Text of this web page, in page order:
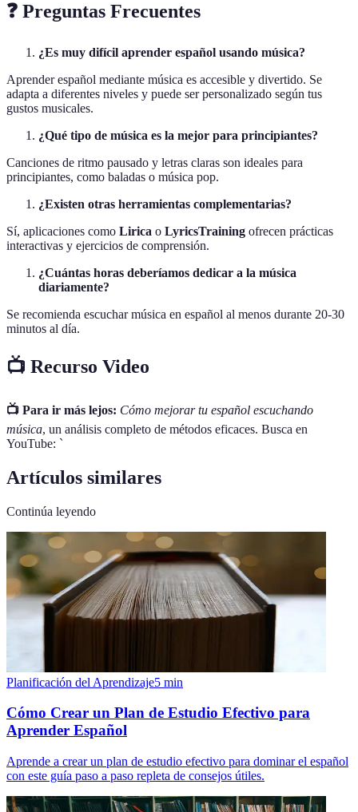
❓ Preguntas Frecuentes
¿Es muy difícil aprender español usando música?
Aprender español mediante música es accesible y divertido. Se
adapta a diferentes niveles y puede ser personalizado según tus
gustos musicales.
¿Qué tipo de música es la mejor para principiantes?
Canciones de ritmo pausado y letras claras son ideales para
principiantes, como baladas o música pop.
¿Existen otras herramientas complementarias?
Sí, aplicaciones como Lirica o LyricsTraining ofrecen prácticas
interactivas y ejercicios de comprensión.
¿Cuántas horas deberíamos dedicar a la música
diariamente?
Se recomienda escuchar música en español al menos durante 20-30
minutos al día.
📺 Recurso Video
📺 Para ir más lejos: Cómo mejorar tu español escuchando
música, un análisis completo de métodos eficaces. Busca en
YouTube: `
Artículos similares
Continúa leyendo
Planificación del Aprendizaje5 min
Cómo Crear un Plan de Estudio Efectivo para
Aprender Español
Aprende a crear un plan de estudio efectivo para dominar el español
con este guía paso a paso repleta de consejos útiles.